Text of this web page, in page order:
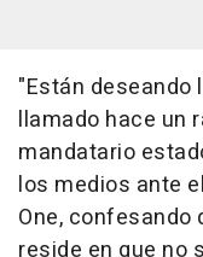
"Están deseando
llamado hace un
mandatario
los medios ante
One, confesando